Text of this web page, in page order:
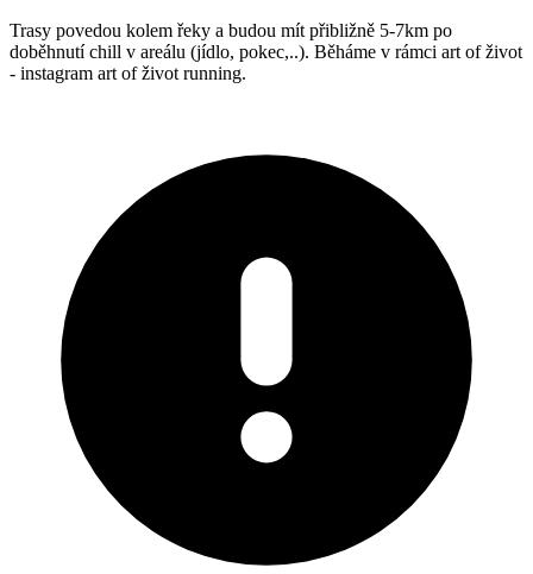
Trasy povedou kolem řeky a budou mít přibližně 5-7km po
doběhnutí chill v areálu (jídlo, pokec,..). Běháme v rámci art of život
- instagram art of život running.